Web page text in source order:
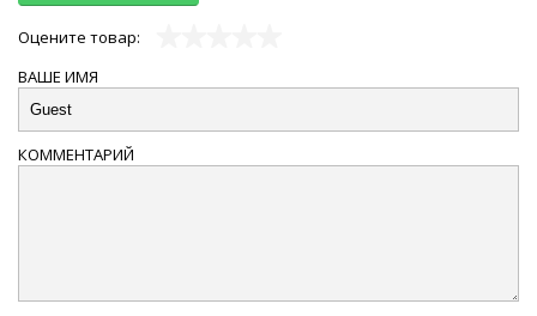
Оцените товар:
ВАШЕ ИМЯ
КОММЕНТАРИЙ